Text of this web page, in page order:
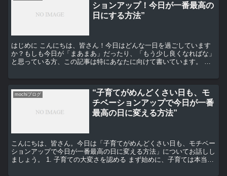
ションアップ！今日が一番最高の
日にする方法”
はじめに こんにちは、皆さん！今日はどんな一日を過ごしています
か？もしも今日が「まあまあ」だったり、「もう少し良くなればな」
と思っている方、この記事は特にあなたに向けて書いています。 パ
mochiブログ
“子育てがめんどくさい日も、モ
チベーションアップで今日が一番
最高の日に変える方法”
こんにちは、皆さん。今日は「子育てがめんどくさい日も、モチベー
ションアップで今日が一番最高の日に変える方法」についてお話しし
ましょう。 1. 子育ての大変さを認める まず始めに、子育ては本当に